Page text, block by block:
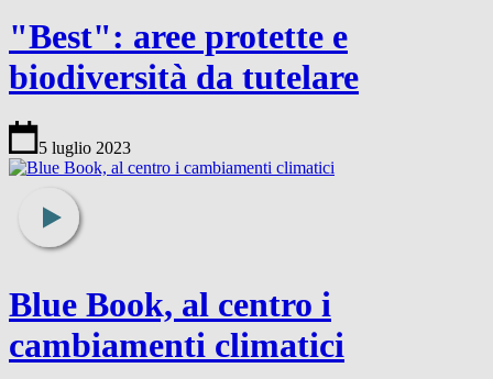
"Best": aree protette e
biodiversità da tutelare
5 luglio 2023
Blue Book, al centro i
cambiamenti climatici